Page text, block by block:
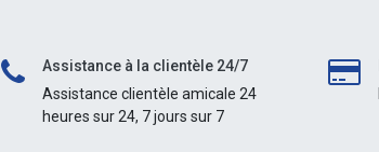
Assistance à la clientèle 24/7
Assistance clientèle amicale 24
heures sur 24, 7 jours sur 7